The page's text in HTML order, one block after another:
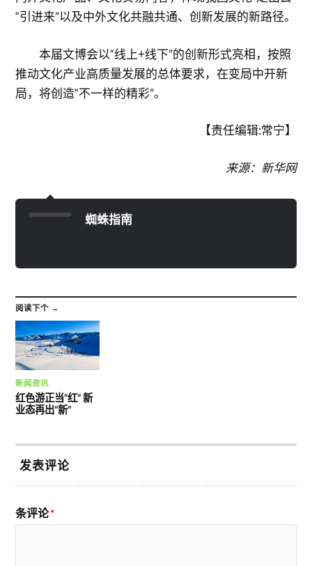
“引进来”以及中外文化共融共通、创新发展的新路径。
本届文博会以“线上+线下”的创新形式亮相，按照
推动文化产业高质量发展的总体要求，在变局中开新
局，将创造“不一样的精彩”。
【责任编辑:常宁】
来源：新华网
蜘蛛指南
阅读下个 →
新闻资讯
红色游正当“红” 新
业态再出“新”
发表评论
条评论*